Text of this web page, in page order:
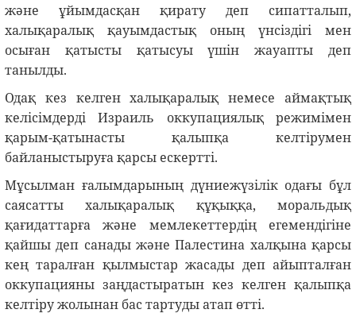
және ұйымдасқан қирату деп сипатталып,
халықаралық қауымдастық оның үнсіздігі мен
осыған қатысты қатысуы үшін жауапты деп
танылды.
Одақ кез келген халықаралық немесе аймақтық
келісімдерді Израиль оккупациялық режимімен
қарым-қатынасты қалыпқа келтірумен
байланыстыруға қарсы ескертті.
Мұсылман ғалымдарының дүниежүзілік одағы бұл
саясатты халықаралық құқыққа, моральдық
қағидаттарға және мемлекеттердің егемендігіне
қайшы деп санады және Палестина халқына қарсы
кең таралған қылмыстар жасады деп айыпталған
оккупацияны заңдастыратын кез келген қалыпқа
келтіру жолынан бас тартуды атап өтті.